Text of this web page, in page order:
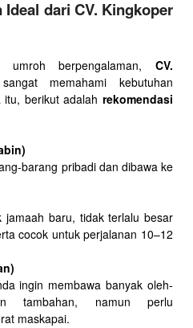
dari CV. Kingkoper
umroh berpengalaman, CV.
memahami kebutuhan
berikut adalah rekomendasi
barang pribadi dan dibawa ke
jamaah baru, tidak terlalu besar
cocok untuk perjalanan 10–12
ingin membawa banyak oleh-
tambahan, namun perlu
maskapai.